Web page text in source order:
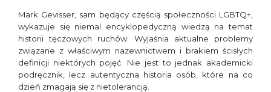
Mark Gevisser, sam będący częścią społeczności LGBTQ+,
wykazuje się niemal encyklopedyczną wiedzą na temat
historii tęczowych ruchów. Wyjaśnia aktualne problemy
związane z właściwym nazewnictwem i brakiem ścisłych
definicji niektórych pojęć. Nie jest to jednak akademicki
podręcznik, lecz autentyczna historia osób, które na co
dzień zmagają się z nietolerancją.